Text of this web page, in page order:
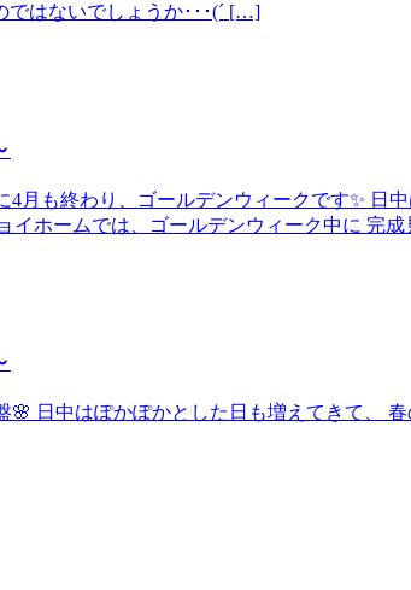
ではないでしょうか･･･(´ […]
月も終わり、ゴールデンウィークです✨ 日
ホームでは、ゴールデンウィーク中に 完
日中はぽかぽかとした日も増えてきて、